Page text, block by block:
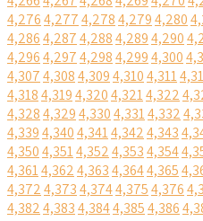
4,2764,2774,2784,2794,280
4,2864,2874,2884,2894,290
4,2964,2974,2984,2994,300
4,3074,3084,3094,3104,311
4,3184,3194,3204,3214,322
4,3284,3294,3304,3314,332
4,3394,3404,3414,3424,343
4,3504,3514,3524,3534,354
4,3614,3624,3634,3644,365
4,3724,3734,3744,3754,376
4,3824,3834,3844,3854,386